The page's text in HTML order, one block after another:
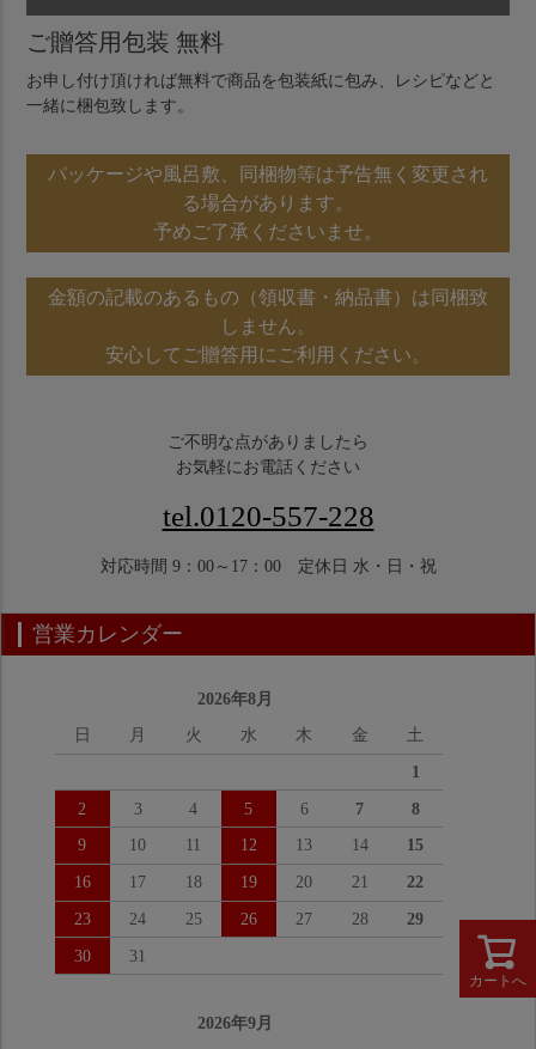
カートへ
ご贈答用包装 無料
お申し付け頂ければ無料で商品を包装紙に包み、レシピなどと
一緒に梱包致します。
パッケージや風呂敷、同梱物等は予告無く変更され
る場合があります。
予めご了承くださいませ。
金額の記載のあるもの（領収書・納品書）は同梱致
しません。
安心してご贈答用にご利用ください。
ご不明な点がありましたら
お気軽にお電話ください
tel.0120-557-228
対応時間 9：00～17：00 定休日 水・日・祝
営業カレンダー
2026年8月
日 月 火 水 木 金 土
1
2 3 4 5 6 7 8
9 10 11 12 13 14 15
16 17 18 19 20 21 22
23 24 25 26 27 28 29
30 31
2026年9月